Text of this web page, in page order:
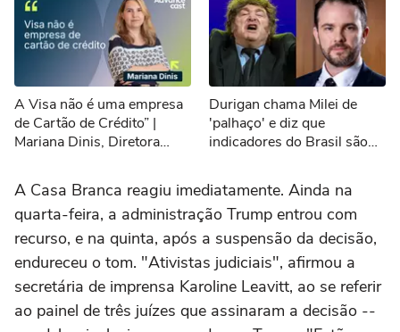
A Visa não é uma empresa
de Cartão de Crédito” |
Mariana Dinis, Diretora
Visa do Brasil
Durigan chama Milei de
'palhaço' e diz que
indicadores do Brasil são
Argentina
A Casa Branca reagiu imediatamente. Ainda na
quarta-feira, a administração Trump entrou com
recurso, e na quinta, após a suspensão da decisão,
endureceu o tom. "Ativistas judiciais", afirmou a
secretária de imprensa Karoline Leavitt, ao se referir
ao painel de três juízes que assinaram a decisão --